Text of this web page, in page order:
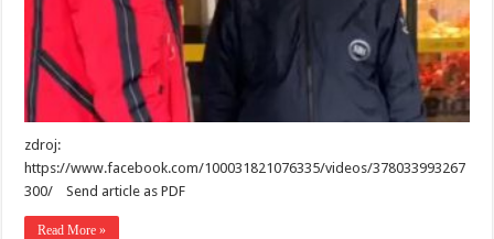
zdroj:
https://www.facebook.com/100031821076335/videos/378033993267
300/ Send article as PDF
Read More »